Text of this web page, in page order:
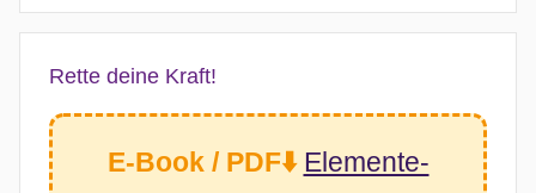
Rette deine Kraft!
E-Book / PDF⬇️ Elemente-